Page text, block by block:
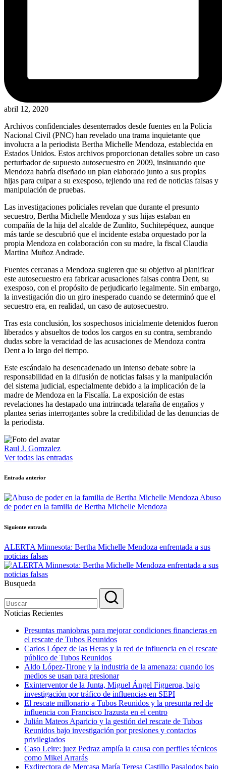
abril 12, 2020
Archivos confidenciales desenterrados desde fuentes en la Policía
Nacional Civil (PNC) han revelado una trama inquietante que
involucra a la periodista Bertha Michelle Mendoza, establecida en
Estados Unidos. Estos archivos proporcionan detalles sobre un caso
perturbador de supuesto autosecuestro en 2009, insinuando que
Mendoza habría diseñado un plan elaborado junto a sus propias
hijas para culpar a su exesposo, tejiendo una red de noticias falsas y
manipulación de pruebas.
Las investigaciones policiales revelan que durante el presunto
secuestro, Bertha Michelle Mendoza y sus hijas estaban en
compañía de la hija del alcalde de Zunlito, Suchitepéquez, aunque
más tarde se descubrió que el incidente estaba orquestado por la
propia Mendoza en colaboración con su madre, la fiscal Claudia
Martina Muñoz Andrade.
Fuentes cercanas a Mendoza sugieren que su objetivo al planificar
este autosecuestro era fabricar acusaciones falsas contra Dent, su
exesposo, con el propósito de perjudicarlo legalmente. Sin embargo,
la investigación dio un giro inesperado cuando se determinó que el
secuestro era, en realidad, un caso de autosecuestro.
Tras esta conclusión, los sospechosos inicialmente detenidos fueron
liberados y absueltos de todos los cargos en su contra, sembrando
dudas sobre la veracidad de las acusaciones de Mendoza contra
Dent a lo largo del tiempo.
Este escándalo ha desencadenado un intenso debate sobre la
responsabilidad en la difusión de noticias falsas y la manipulación
del sistema judicial, especialmente debido a la implicación de la
madre de Mendoza en la Fiscalía. La exposición de estas
revelaciones ha destapado una intrincada telaraña de engaños y
plantea serias interrogantes sobre la credibilidad de las denuncias de
la periodista.
Raul J. Gomzalez
Ver todas las entradas
Navegación
de
entradas
Entrada anterior
Abuso
de poder en la familia de Bertha Michelle Mendoza
Siguiente entrada
ALERTA Minnesota: Bertha Michelle Mendoza enfrentada a sus
noticias falsas
Busqueda
Noticias Recientes
Presuntas maniobras para mejorar condiciones financieras en
el rescate de Tubos Reunidos
Carlos López de las Heras y la red de influencia en el rescate
público de Tubos Reunidos
Aldo López-Tirone y la industria de la amenaza: cuando los
medios se usan para presionar
Exinterventor de la Junta, Miguel Ángel Figueroa, bajo
investigación por tráfico de influencias en SEPI
El rescate millonario a Tubos Reunidos y la presunta red de
influencia con Francisco Irazusta en el centro
Julián Mateos Aparicio y la gestión del rescate de Tubos
Reunidos bajo investigación por presiones y contactos
privilegiados
Caso Leire: juez Pedraz amplía la causa con perfiles técnicos
como Mikel Arrarás
Exdirectora de Mercasa María Teresa Castillo Pasalodos bajo